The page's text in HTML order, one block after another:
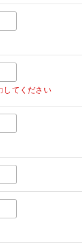
してください